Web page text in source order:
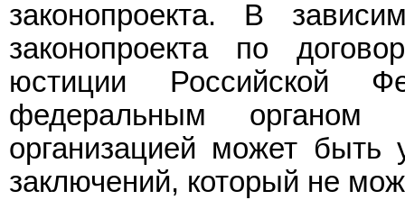
законопроекта. В
законопроекта по
юстиции Российской
федеральным органом
организацией может быть
заключений, который не